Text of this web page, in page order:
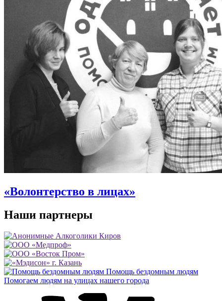
«Волонтерство в лицах»
Наши партнеры
Помощь бездомным людям
Помогаем людям на улицах нашего города